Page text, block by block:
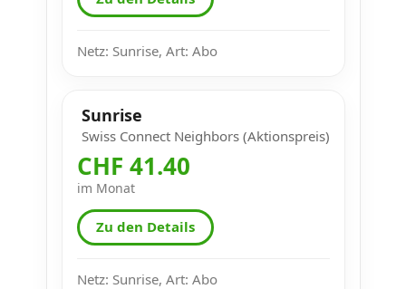
Netz: Sunrise, Art: Abo
Sunrise
Swiss Connect Neighbors (Aktionspreis)
CHF 41.40
im Monat
Zu den Details
Netz: Sunrise, Art: Abo